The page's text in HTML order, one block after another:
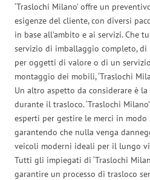
‘Traslochi Milano’ offre un
esigenze del cliente, con diversi
in base all’ambito e ai servizi. Che
servizio di imballaggio completo,
per oggetti di valore o di un
montaggio dei mobili, ‘Traslochi
Un altro aspetto da considerare è
durante il trasloco. ‘Traslochi
esperti per gestire le merci in modo
garantendo che nulla venga
veicoli moderni ideali per il lungo
Tutti gli impiegati di ‘Traslochi
garantire un processo di trasloco